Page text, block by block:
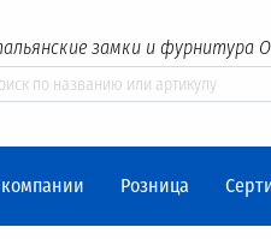
замки и фурнитура
Розница